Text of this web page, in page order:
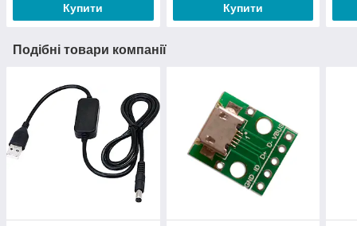
Купити Купити
Подібні товари компанії